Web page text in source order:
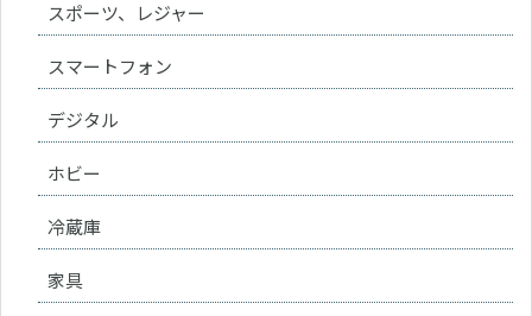
スポーツ、レジャー
スマートフォン
デジタル
ホビー
冷蔵庫
家具